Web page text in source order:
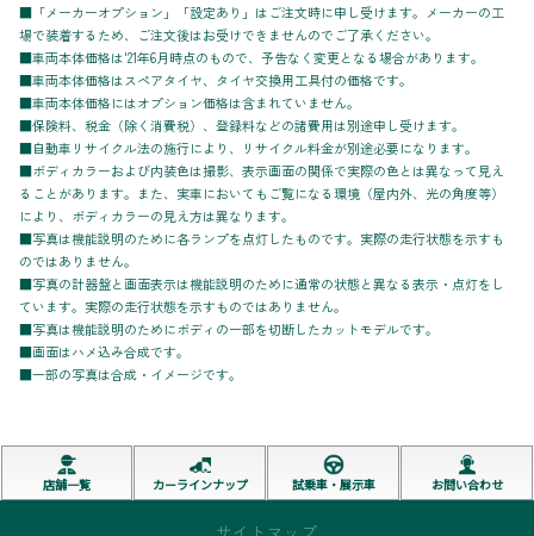
■「メーカーオプション」「設定あり」はご注文時に申し受けます。メーカーの工
場で装着するため、ご注文後はお受けできませんのでご了承ください。
■車両本体価格は'21年6月時点のもので、予告なく変更となる場合があります。
■車両本体価格はスペアタイヤ、タイヤ交換用工具付の価格です。
■車両本体価格にはオプション価格は含まれていません。
■保険料、税金（除く消費税）、登録料などの諸費用は別途申し受けます。
■自動車リサイクル法の施行により、リサイクル料金が別途必要になります。
■ボディカラーおよび内装色は撮影、表示画面の関係で実際の色とは異なって見え
ることがあります。また、実車においてもご覧になる環境（屋内外、光の角度等）
により、ボディカラーの見え方は異なります。
■写真は機能説明のために各ランプを点灯したものです。実際の走行状態を示すも
のではありません。
■写真の計器盤と画面表示は機能説明のために通常の状態と異なる表示・点灯をし
ています。実際の走行状態を示すものではありません。
■写真は機能説明のためにボディの一部を切断したカットモデルです。
■画面はハメ込み合成です。
■一部の写真は合成・イメージです。
店舗一覧 カーラインナップ 試乗車・展示車 お問い合わせ